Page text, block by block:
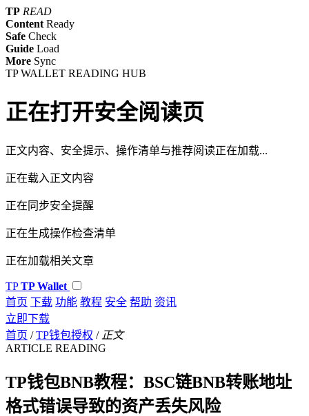
TP READ
Content Ready
Safe Check
Guide Load
More Sync
TP WALLET READING HUB
正在打开安全阅读页
正文内容、安全提示、操作清单与推荐阅读正在加载...
正在载入正文内容
正在同步安全提醒
正在生成操作检查清单
正在加载相关文章
TP TP Wallet
首页 下载 功能 教程 安全 帮助 资讯
立即下载
首页 / TP钱包授权 / 正文
ARTICLE READING
TP钱包BNB教程：BSC链BNB转账地址
格式错误导致的资产丢失风险